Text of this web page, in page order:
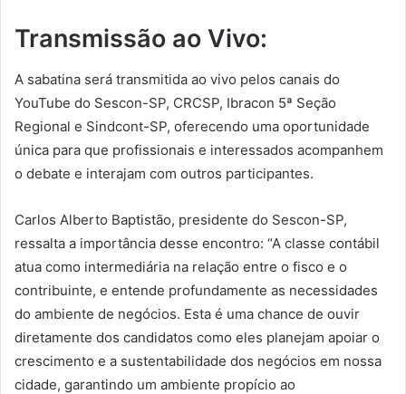
Transmissão ao Vivo:
A sabatina será transmitida ao vivo pelos canais do
YouTube do Sescon-SP, CRCSP, Ibracon 5ª Seção
Regional e Sindcont-SP, oferecendo uma oportunidade
única para que profissionais e interessados acompanhem
o debate e interajam com outros participantes.
Carlos Alberto Baptistão, presidente do Sescon-SP,
ressalta a importância desse encontro: “A classe contábil
atua como intermediária na relação entre o fisco e o
contribuinte, e entende profundamente as necessidades
do ambiente de negócios. Esta é uma chance de ouvir
diretamente dos candidatos como eles planejam apoiar o
crescimento e a sustentabilidade dos negócios em nossa
cidade, garantindo um ambiente propício ao